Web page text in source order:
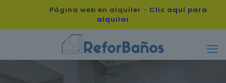
Página web en alquiler - Clic aquí para
alquilar